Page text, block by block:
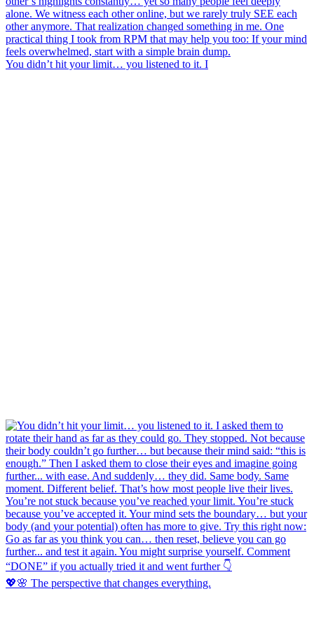
You didn’t hit your limit… you listened to it. I
💖🌸 The perspective that changes everything.